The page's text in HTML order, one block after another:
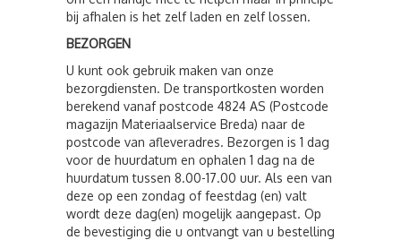
bij afhalen is het zelf laden en zelf lossen.
BEZORGEN
U kunt ook gebruik maken van onze
bezorgdiensten. De transportkosten worden
berekend vanaf postcode 4824 AS (Postcode
magazijn Materiaalservice Breda) naar de
postcode van afleveradres. Bezorgen is 1 dag
voor de huurdatum en ophalen 1 dag na de
huurdatum tussen 8.00-17.00 uur. Als een van
deze op een zondag of feestdag (en) valt
wordt deze dag(en) mogelijk aangepast. Op
de bevestiging die u ontvangt van u bestelling